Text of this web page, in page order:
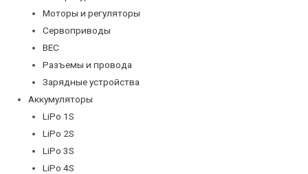
Моторы и регуляторы
Сервоприводы
BEC
Разъемы и провода
Зарядные устройства
Аккумуляторы
LiPo 1S
LiPo 2S
LiPo 3S
LiPo 4S